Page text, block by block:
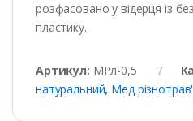
розфасовано у відерця із
пластику.
Артикул: МРл-0,5
натуральний, Мед